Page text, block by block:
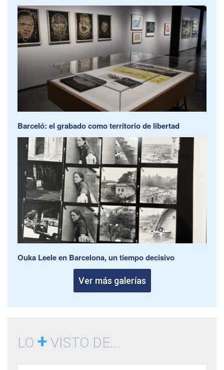
Barceló: el grabado como territorio de libertad
Ouka Leele en Barcelona, un tiempo decisivo
Ver más galerías
LO + VISTO DE...